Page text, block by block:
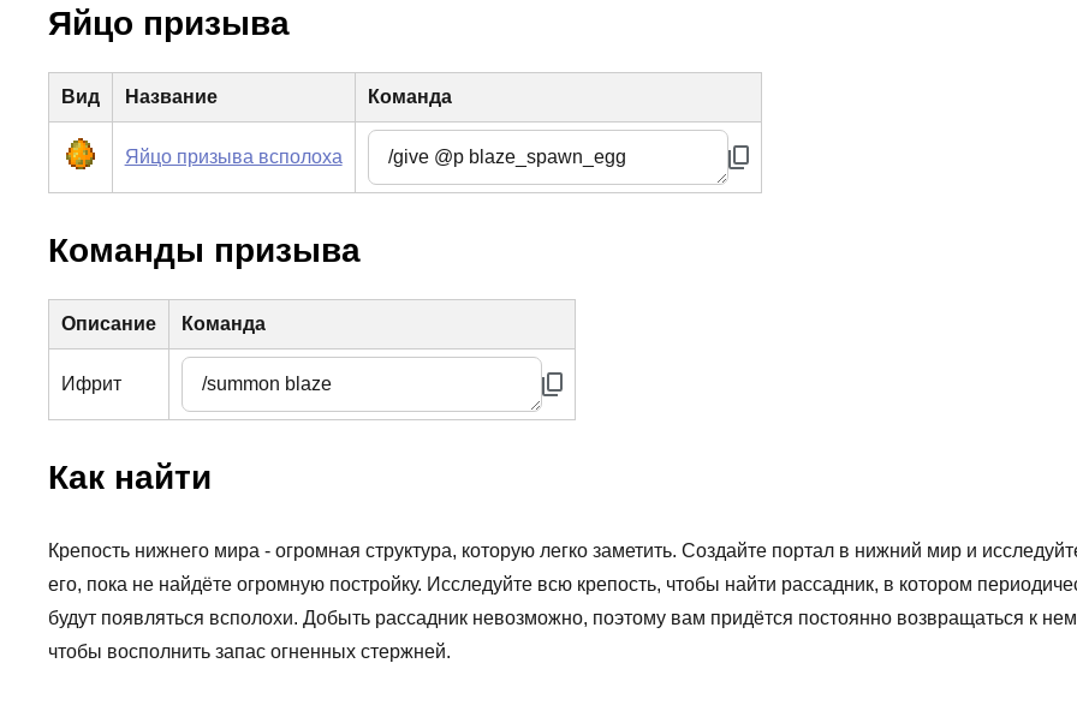
Яйцо призыва
Вид Название Команда
Яйцо призыва всполоха
Команды призыва
Описание Команда
Ифрит
Как найти
Крепость нижнего мира - огромная структура, которую легко заметить. Создайте портал в нижний мир и
его, пока не найдёте огромную постройку. Исследуйте всю крепость, чтобы найти рассадник, в котором
будут появляться всполохи. Добыть рассадник невозможно, поэтому вам придётся постоянно возвращаться к
чтобы восполнить запас огненных стержней.